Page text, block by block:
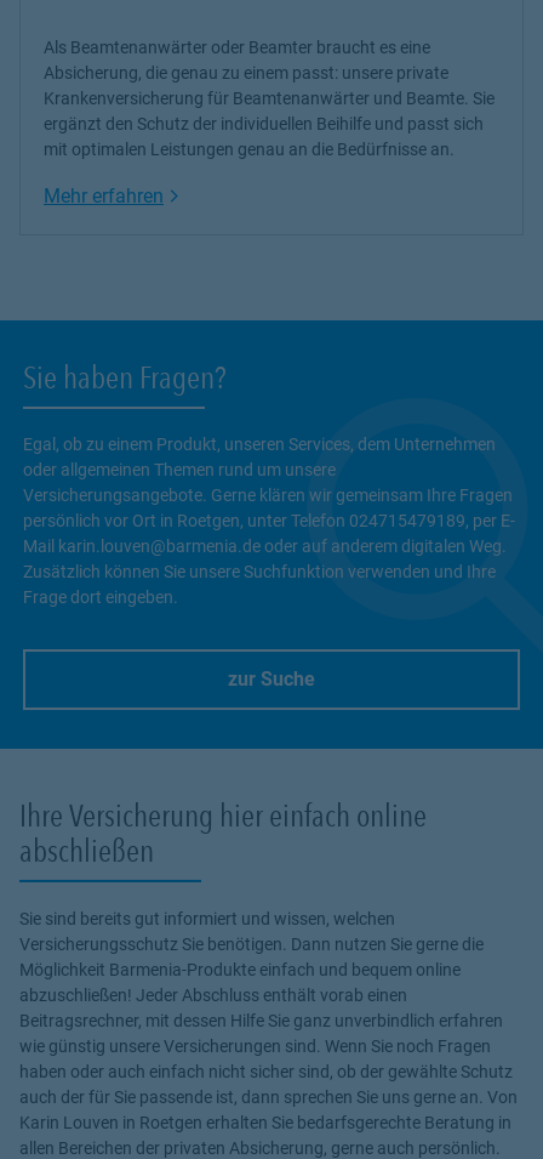
Als Beamtenanwärter oder Beamter braucht es eine
Absicherung, die genau zu einem passt: unsere private
Krankenversicherung für Beamtenanwärter und Beamte. Sie
ergänzt den Schutz der individuellen Beihilfe und passt sich
mit optimalen Leistungen genau an die Bedürfnisse an.
Mehr erfahren Link Opens in New Tab
Sie haben Fragen?
Egal, ob zu einem Produkt, unseren Services, dem Unternehmen
oder allgemeinen Themen rund um unsere
Versicherungsangebote. Gerne klären wir gemeinsam Ihre Fragen
persönlich vor Ort in Roetgen, unter Telefon 024715479189, per E-
Mail karin.louven@barmenia.de oder auf anderem digitalen Weg.
Zusätzlich können Sie unsere Suchfunktion verwenden und Ihre
Frage dort eingeben.
zur Suche
Ihre Versicherung hier einfach online
abschließen
Sie sind bereits gut informiert und wissen, welchen
Versicherungsschutz Sie benötigen. Dann nutzen Sie gerne die
Möglichkeit Barmenia-Produkte einfach und bequem online
abzuschließen! Jeder Abschluss enthält vorab einen
Beitragsrechner, mit dessen Hilfe Sie ganz unverbindlich erfahren
wie günstig unsere Versicherungen sind. Wenn Sie noch Fragen
haben oder auch einfach nicht sicher sind, ob der gewählte Schutz
auch der für Sie passende ist, dann sprechen Sie uns gerne an. Von
Karin Louven in Roetgen erhalten Sie bedarfsgerechte Beratung in
allen Bereichen der privaten Absicherung, gerne auch persönlich.